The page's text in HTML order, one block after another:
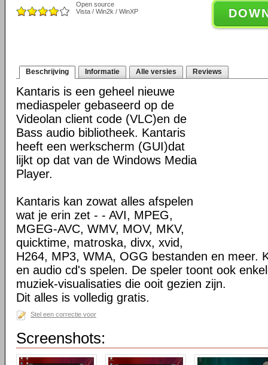
Open source
Vista / Win2k / WinXP
Beschrijving Informatie Alle versies Reviews
Kantaris is een geheel nieuwe
mediaspeler gebaseerd op de
Videolan client code (VLC)en de
Bass audio bibliotheek. Kantaris
heeft een werkscherm (GUI)dat
lijkt op dat van de Windows Media
Player.
Kantaris kan zowat alles afspelen
wat je erin zet - - AVI, MPEG,
MGEG-AVC, WMV, MOV, MKV,
quicktime, matroska, divx, xvid,
H264, MP3, WMA, OGG bestanden en meer.
en audio cd's spelen. De speler toont ook
muziek-visualisaties die ooit gezien zijn.
Dit alles is volledig gratis.
Stel een correctie voor
Screenshots: